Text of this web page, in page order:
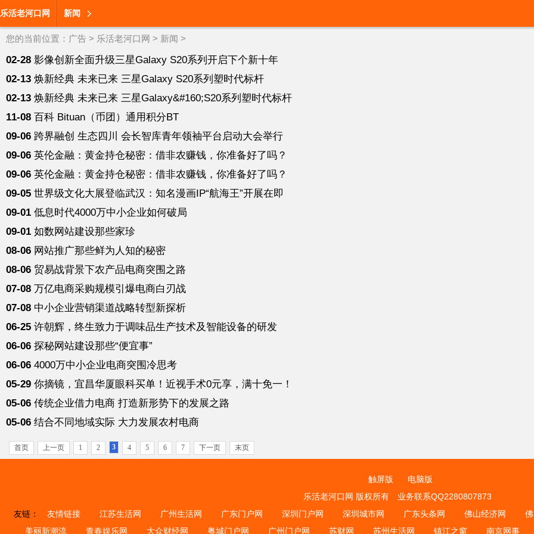
乐活老河口网 新闻
您的当前位置： 广告 > 乐活老河口网 > 新闻 >
02-28 影像创新全面升级三星Galaxy S20系列开启下个新十年
02-13 焕新经典 未来已来 三星Galaxy S20系列塑时代标杆
02-13 焕新经典 未来已来 三星Galaxy&#160;S20系列塑时代标杆
11-08 百科 Bituan（币团）通用积分BT
09-06 跨界融创 生态四川 会长智库青年领袖平台启动大会举行
09-06 英伦金融：黄金持仓秘密：借非农赚钱，你准备好了吗？
09-06 英伦金融：黄金持仓秘密：借非农赚钱，你准备好了吗？
09-05 世界级文化大展登临武汉：知名漫画IP“航海王”开展在即
09-01 低息时代4000万中小企业如何破局
09-01 如数网站建设那些家珍
08-06 网站推广那些鲜为人知的秘密
08-06 贸易战背景下农产品电商突围之路
07-08 万亿电商采购规模引爆电商白刃战
07-08 中小企业营销渠道战略转型新探析
06-25 许朝辉，终生致力于调味品生产技术及智能设备的研发
06-06 探秘网站建设那些“便宜事”
06-06 4000万中小企业电商突围冷思考
05-29 你摘镜，宜昌华厦眼科买单！近视手术0元享，满十免一！
05-06 传统企业借力电商 打造新形势下的发展之路
05-06 结合不同地域实际 大力发展农村电商
首页 上一页 1 2 3 4 5 6 7 下一页 末页
触屏版
电脑版
乐活老河口网 版权所有
业务联系QQ2280807873
友链：
友情链接 江苏生活网 广州生活网 广东门户网 深圳门户网 深圳城市网 广东头条网 佛山经济网
美丽新潮流
青春娱乐网 大众财经网 粤城门户网 广州门户网 苏财网 苏州生活网 镇江之窗 南京网事